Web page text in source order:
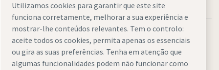
Avisos legais e de privacidadeGerir cookiesAcessibilidade
Utilizamos cookies para garantir que este site
funciona corretamente, melhorar a sua experiência e
mostrar-lhe conteúdos relevantes. Tem o controlo:
aceite todos os cookies, permita apenas os essenciais
ou gira as suas preferências. Tenha em atenção que
algumas funcionalidades podem não funcionar como